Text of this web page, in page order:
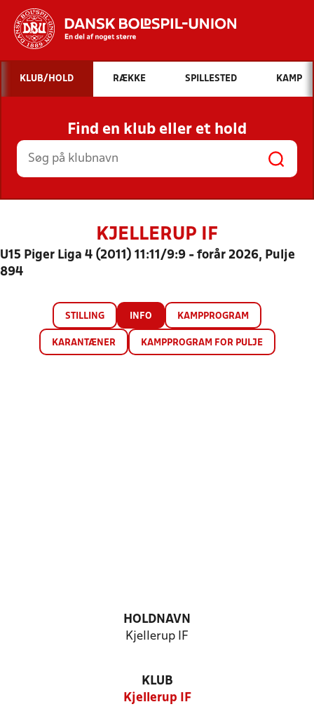
Hvad vil du søge efter?
INDHOLD OG NYHEDER
STILLINGER, RESULTATER, KLUBBER OG
HOLD
KLUB/HOLD RÆKKE SPILLESTED KAMP
Find en klub eller et hold
KJELLERUP IF
U15 Piger Liga 4 (2011) 11:11/9:9 - forår 2026, Pulje
894
STILLING INFO KAMPPROGRAM
KARANTÆNER KAMPPROGRAM FOR PULJE
HOLDNAVN
Kjellerup IF
KLUB
Kjellerup IF